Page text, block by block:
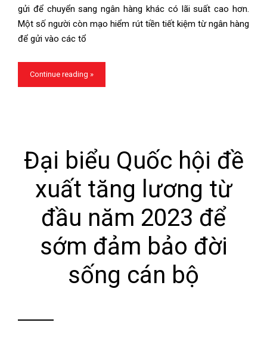
gửi để chuyển sang ngân hàng khác có lãi suất cao hơn.
Một số người còn mạo hiểm rút tiền tiết kiệm từ ngân hàng
để gửi vào các tổ
Continue reading »
Đại biểu Quốc hội đề
xuất tăng lương từ
đầu năm 2023 để
sớm đảm bảo đời
sống cán bộ